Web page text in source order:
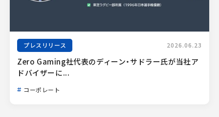
プレスリリース 2026.06.23
Zero Gaming社代表のディーン・サドラー氏が当社ア
ドバイザーに...
コーポレート